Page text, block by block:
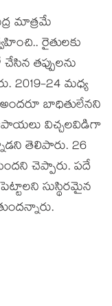
మాత్ర‌మే
రైతుల‌కు
త‌ప్పుల‌ను
2019-24 మ‌ధ్య
బాధితులేన‌ని
విచ్చ‌ల‌విడిగా
తెలిపారు. 26
చెప్పారు. ప‌దే
సుస్థిర‌మైన